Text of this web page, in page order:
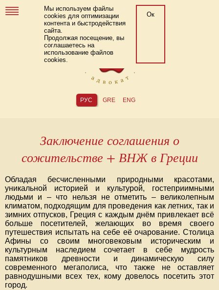
Мы используем файлы
cookies для оптимизации
контента и быстродействия
сайта.
Продолжая посещение, вы
соглашаетесь на
использование файлов
cookies.
Ок
РУС GRE ENG
Заключение соглашения о
сожительстве + ВНЖ в Греции
Обладая бесчисленными природными красотами,
уникальной историей и культурой, гостеприимными
людьми и – что нельзя не отметить – великолепным
климатом, подходящим для проведения как летних, так и
зимних отпусков, Греция с каждым днём привлекает всё
больше посетителей, желающих во время своего
путешествия испытать на себе её очарование. Столица
Афины со своим многовековым историческим и
культурным наследием сочетает в себе мудрость
памятников древности и динамическую силу
современного мегаполиса, что также не оставляет
равнодушными всех тех, кому довелось посетить этот
город.